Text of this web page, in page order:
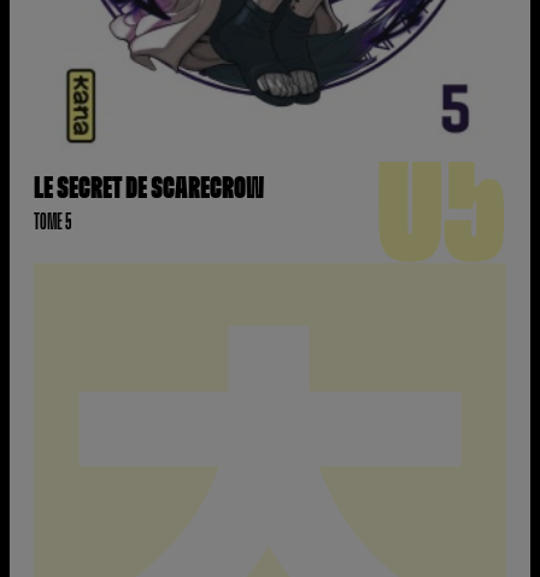
LE SECRET DE SCARECROW
TOME 5 05